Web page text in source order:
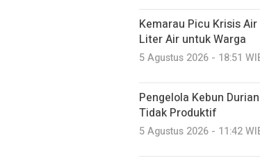
Kemarau Picu Krisis
Liter Air untuk Warga
5 Agustus 2026 - 18:51
Pengelola Kebun
Tidak Produktif ‎
5 Agustus 2026 - 11:42